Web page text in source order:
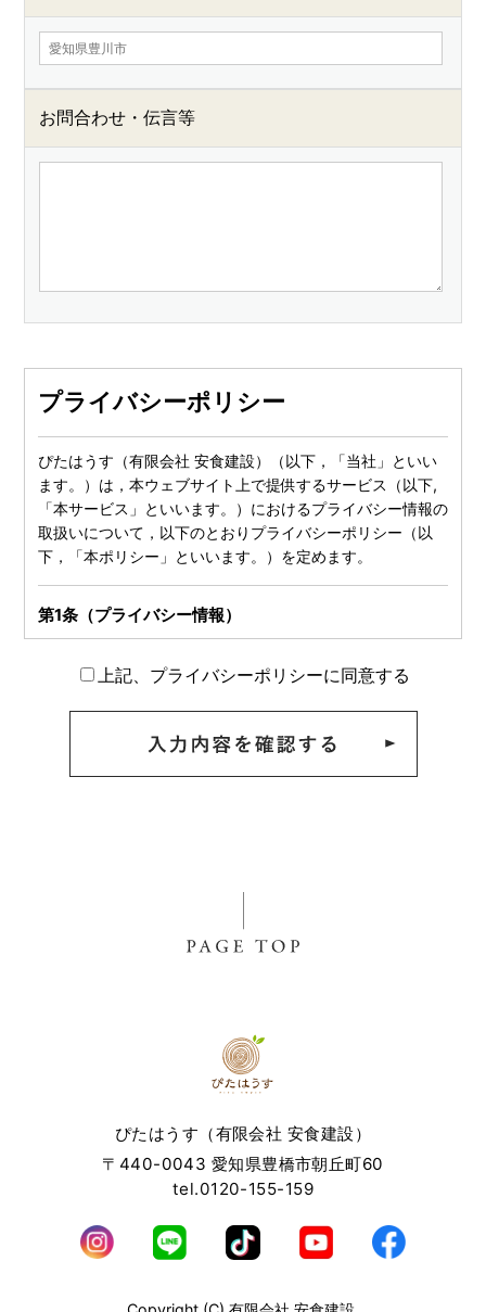
お問合わせ・伝言等
プライバシーポリシー
ぴたはうす（有限会社 安食建設）（以下，「当社」といい
ます。）は，本ウェブサイト上で提供するサービス（以下,
「本サービス」といいます。）におけるプライバシー情報の
取扱いについて，以下のとおりプライバシーポリシー（以
下，「本ポリシー」といいます。）を定めます。
第1条（プライバシー情報）
プライバシー情報のうち「個人情報」とは，個人情報保護法
にいう「個人情報」を指すものとし，生存する個人に関する
情報であって，当該情報に含まれる氏名，生年月日，住所，
電話番号，連絡先その他の記述等により特定の個人を識別で
報，端末の個体識別情報などを指します。
当社は，ユーザーが利用登録をする際に氏名，生年月日，住
所，電話番号，メールアドレス，銀行口座番号，クレジット
カード番号，運転免許証番号などの個人情報をお尋ねするこ
たユーザーの個人情報を含む取引記録や，決済に関する情報
を当社の提携先（情報提供元，広告主，広告配信先などを含
みます。以下，｢提携先｣といいます。）などから収集するこ
当社は，ユーザーについて，利用したサービスやソフトウエ
ア，購入した商品，閲覧したページや広告の履歴，検索した
を通じてご利用の場合の当該端末の通信状態，利用に際して
上記、プライバシーポリシーに同意する
ぴたはうす（有限会社 安食建設）
〒440-0043 愛知県豊橋市朝丘町60
tel.0120-155-159